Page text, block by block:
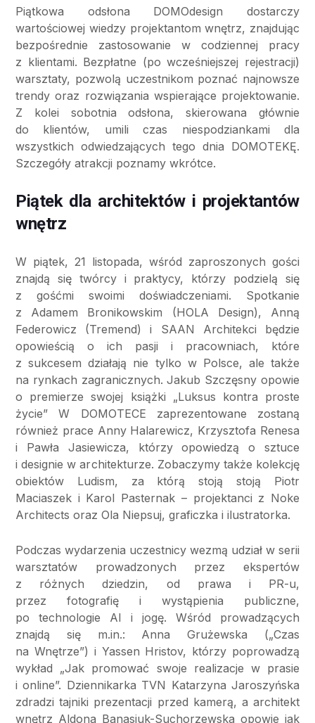
Piątkowa odsłona DOMOdesign dostarczy
wartościowej wiedzy projektantom wnętrz, znajdując
bezpośrednie zastosowanie w codziennej pracy
z klientami. Bezpłatne (po wcześniejszej rejestracji)
warsztaty, pozwolą uczestnikom poznać najnowsze
trendy oraz rozwiązania wspierające projektowanie.
Z kolei sobotnia odsłona, skierowana głównie
do klientów, umili czas niespodziankami dla
wszystkich odwiedzających tego dnia DOMOTEKĘ.
Szczegóły atrakcji poznamy wkrótce.
Piątek dla architektów i projektantów
wnętrz
W piątek, 21 listopada, wśród zaproszonych gości
znajdą się twórcy i praktycy, którzy podzielą się
z gośćmi swoimi doświadczeniami. Spotkanie
z Adamem Bronikowskim (HOLA Design), Anną
Federowicz (Tremend) i SAAN Architekci będzie
opowieścią o ich pasji i pracowniach, które
z sukcesem działają nie tylko w Polsce, ale także
na rynkach zagranicznych. Jakub Szczęsny opowie
o premierze swojej książki „Luksus kontra proste
życie” W DOMOTECE zaprezentowane zostaną
również prace Anny Halarewicz, Krzysztofa Renesa
i Pawła Jasiewicza, którzy opowiedzą o sztuce
i designie w architekturze. Zobaczymy także kolekcję
obiektów Ludism, za którą stoją stoją Piotr
Maciaszek i Karol Pasternak – projektanci z Noke
Architects oraz Ola Niepsuj, graficzka i ilustratorka.
Podczas wydarzenia uczestnicy wezmą udział w serii
warsztatów prowadzonych przez ekspertów
z różnych dziedzin, od prawa i PR-u,
przez fotografię i wystąpienia publiczne,
po technologie AI i jogę. Wśród prowadzących
znajdą się m.in.: Anna Grużewska („Czas
na Wnętrze”) i Yassen Hristov, którzy poprowadzą
wykład „Jak promować swoje realizacje w prasie
i online”. Dziennikarka TVN Katarzyna Jaroszyńska
zdradzi tajniki prezentacji przed kamerą, a architekt
wnętrz Aldona Banasiuk-Suchorzewska opowie jak